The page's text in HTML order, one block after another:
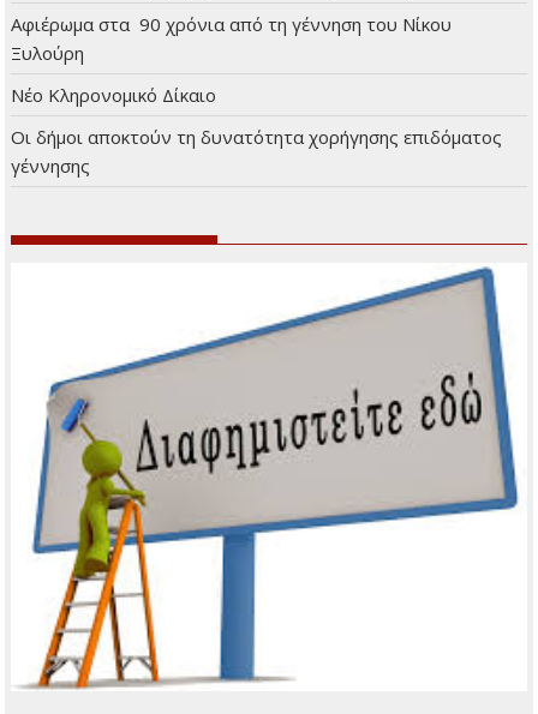
Πρόσφατα άρθρα
Μικρά και Ενημερωτικά
Ο Κώστας Χατζής μάγεψε το κοινό στη Φιλοθέη
Αφιέρωμα στα 90 χρόνια από τη γέννηση του Νίκου
Νέο Κληρονομικό Δίκαιο
Οι δήμοι αποκτούν τη δυνατότητα χορήγησης επιδόματος